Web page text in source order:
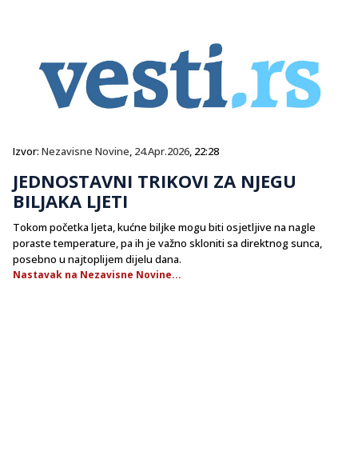
Izvor: Nezavisne Novine, 24.Apr.2026, 22:28
JEDNOSTAVNI TRIKOVI ZA NJEGU
BILJAKA LJETI
Tokom početka ljeta, kućne biljke mogu biti osjetljive na nagle
poraste temperature, pa ih je važno skloniti sa direktnog sunca,
posebno u najtoplijem dijelu dana.
Nastavak na Nezavisne Novine...